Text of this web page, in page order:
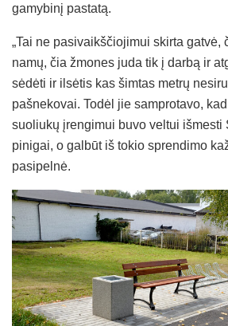
gamybinį pastatą.
„Tai ne pasivaikščiojimui skirta gatvė,
namų, čia žmones juda tik į darbą ir
sėdėti ir ilsėtis kas šimtas metrų
pašnekovai. Todėl jie samprotavo,
suoliukų įrengimui buvo veltui išmesti
pinigai, o galbūt iš tokio sprendimo
pasipelnė.